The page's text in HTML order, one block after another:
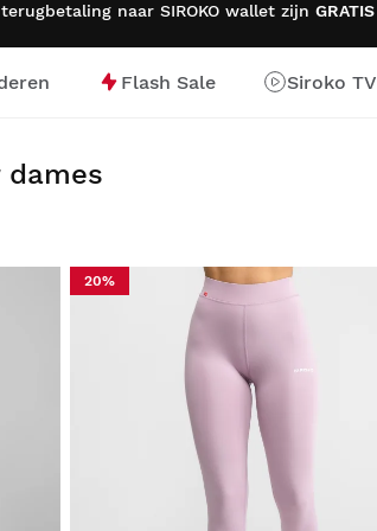
naar SIROKO wallet zijn GRATIS
Flash Sale
Siroko TV
20%